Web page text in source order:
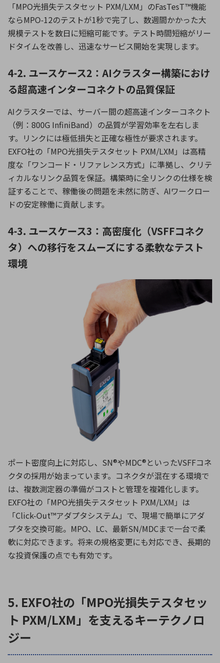
「MPO光損失テスタセット PXM/LXM」のFasTesT™機能
ならMPO-12のテストが1秒で完了し、数週間かかった大
規模テストを数日に短縮可能です。テスト時間短縮がリー
ドタイムを改善し、迅速なサービス開始を実現します。
4-2. ユースケース2：AIクラスター構築におけ
る超高速インターコネクトの品質保証
AIクラスターでは、サーバー間の超高速インターコネクト
（例：800G InfiniBand）の品質が学習効率を左右しま
す。リンクには極低損失と正確な極性が要求されます。
EXFO社の「MPO光損失テスタセット PXM/LXM」は高精
度な「ワンコード・リファレンス方式」に準拠し、クリテ
ィカルなリンク品質を保証。構築時に全リンクの仕様を検
証することで、稼働後の問題を未然に防ぎ、AIワークロー
ドの安定稼働に貢献します。
4-3. ユースケース3：高密度化（VSFFコネク
タ）への移行をスムーズにする柔軟なテスト
環境
ポート密度向上に対応し、SN®やMDC®といったVSFFコネ
クタの採用が始まっています。コネクタが混在する環境で
は、複数測定器の準備がコストと管理を複雑化します。
EXFO社の「MPO光損失テスタセット PXM/LXM」は
「Click-Out™アダプタシステム」で、現場で簡単にアダ
プタを交換可能。MPO、LC、最新SN/MDCまで一台で柔
軟に対応できます。将来の規格変更にも対応でき、長期的
な投資保護の点でも有効です。
5. EXFO社の「MPO光損失テスタセッ
ト PXM/LXM」を支えるキーテクノロ
ジー